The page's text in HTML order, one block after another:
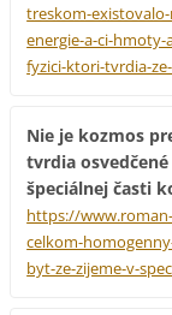
treskom-
energie-a-ci-
fyzici-ktori-tvrdia-
Nie je kozmos
tvrdia
špeciálnej časti
https://
celkom-
byt-ze-zijeme-v-